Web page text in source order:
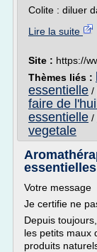
Colite : diluer
Lire la suite
Site : https://
Thèmes liés :
essentielle /
faire de
essentielle /
vegetale
Votre message
Je certifie ne
Depuis
les petits maux
produits